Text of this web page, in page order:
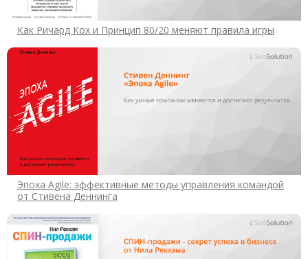
Как Ричард Кох и Принцип 80/20 меняют правила игры
Эпоха Agile: эффективные методы управления командой
от Стивена Деннинга